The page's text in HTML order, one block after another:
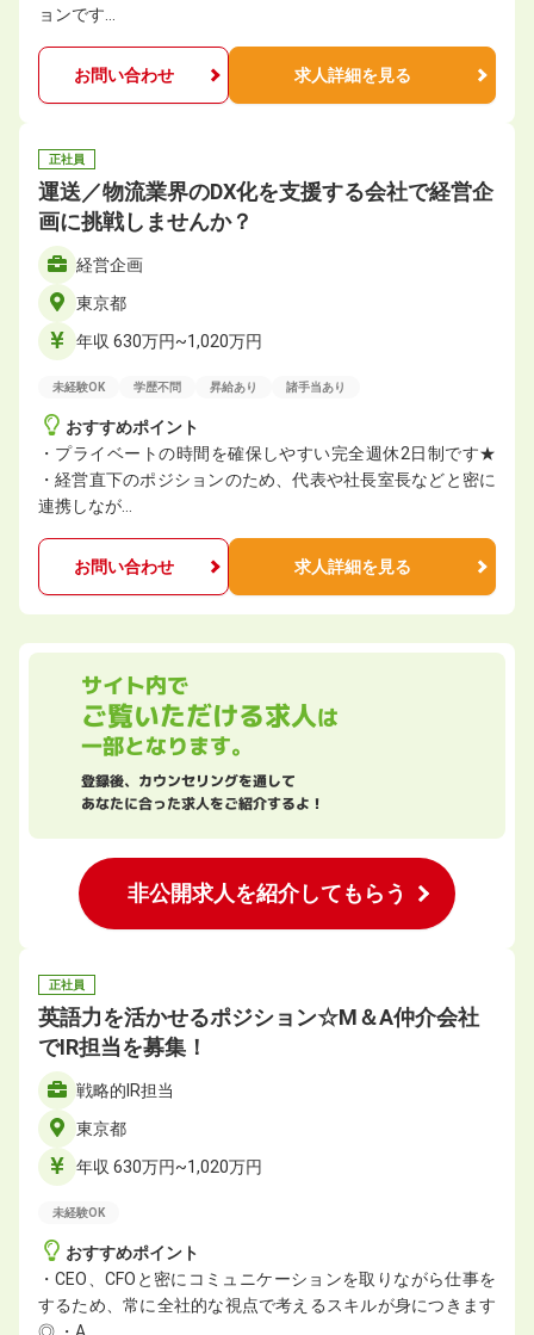
ョンです…
お問い合わせ 求人詳細を見る
正社員
運送／物流業界のDX化を支援する会社で経営企
画に挑戦しませんか？
経営企画
東京都
年収 630万円~1,020万円
未経験OK 学歴不問 昇給あり 諸手当あり
おすすめポイント
・プライベートの時間を確保しやすい完全週休2日制です★
・経営直下のポジションのため、代表や社長室長などと密に
連携しなが…
お問い合わせ 求人詳細を見る
サイト内で
ご覧いただける求人は
一部となります。
登録後、カウンセリングを通して
あなたに合った求人をご紹介するよ！
非公開求人を紹介してもらう
正社員
英語力を活かせるポジション☆M＆A仲介会社
でIR担当を募集！
戦略的IR担当
東京都
年収 630万円~1,020万円
未経験OK
おすすめポイント
・CEO、CFOと密にコミュニケーションを取りながら仕事を
するため、常に全社的な視点で考えるスキルが身につきます